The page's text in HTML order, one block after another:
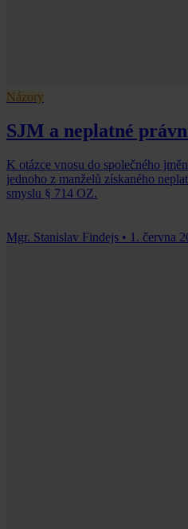
Názory
SJM a neplatné
K otázce vnosu do společného
jednoho z manželů získaného
smyslu § 714 OZ.
Mgr. Stanislav Findejs • 1. června